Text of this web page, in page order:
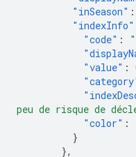
"inSeason" :
"indexInfo"
"code" :
"value" :
peu de risque de
"color" :
}
},